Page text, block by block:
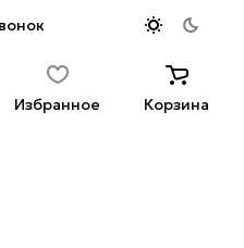
Избранное Корзина